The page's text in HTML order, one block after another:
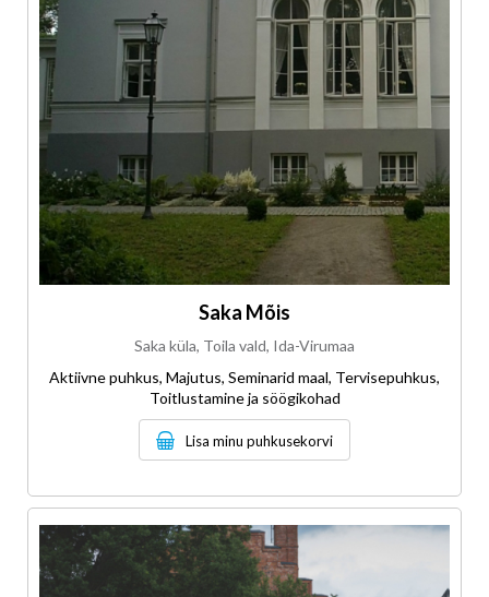
Saka Mõis
Saka küla, Toila vald, Ida-Virumaa
Aktiivne puhkus, Majutus, Seminarid maal, Tervisepuhkus,
Toitlustamine ja söögikohad
Lisa minu puhkusekorvi